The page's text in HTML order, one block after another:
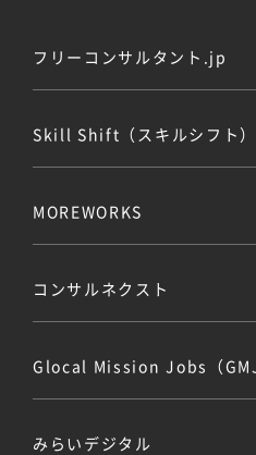
フリーコンサルタント.jp
Skill Shift（スキルシフト）
MOREWORKS
コンサルネクスト
Glocal Mission Jobs（GMJ
みらいデジタル